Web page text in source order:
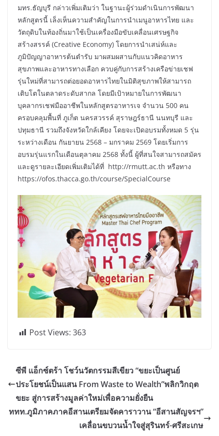
มทร.ธัญบุรี กล่าวเพิ่มเติมว่า ในฐานะผู้ร่วมดำเนินการพัฒนา
หลักสูตรนี้ เล็งเห็นความสำคัญในการนำเมนูอาหารไทย และ
วัตถุดิบในท้องถิ่นมาใช้เป็นเครื่องมือขับเคลื่อนเศรษฐกิจ
สร้างสรรค์ (Creative Economy) โดยการนำเสน่ห์และ
ภูมิปัญญาอาหารต้นตำรับ มาผสมผสานกับแนวคิดอาหาร
สุขภาพและอาหารทางเลือก ควบคู่กับการสร้างเครือข่ายเชฟ
รุ่นใหม่ที่สามารถต่อยอดอาหารไทยในมิติสุขภาพให้สามารถ
เติบโตในตลาดระดับสากล โดยมีเป้าหมายในการพัฒนา
บุคลากรเชฟมืออาชีพในหลักสูตรอาหารเจ จำนวน 500 คน
ครอบคลุมพื้นที่ ภูเก็ต นครสวรรค์ สุราษฎร์ธานี นนทบุรี และ
ปทุมธานี รวมถึงจังหวัดใกล้เคียง โดยจะเปิดอบรมทั้งหมด 5 รุ่น
ระหว่างเดือน กันยายน 2568 – มกราคม 2569 โดยเริ่มการ
อบรมรุ่นแรกในเดือนตุลาคม 2568 ทั้งนี้ ผู้ที่สนใจสามารถสมัคร
และดูรายละเอียดเพิ่มเติมได้ที่ http://rmutt.ac.th หรือทาง
https://ofos.thacca.go.th/course/SpecialCourse
Post Views: 363
ซีพี แอ็กซ์ตร้า โชว์นวัตกรรมสีเขียว “ขยะเป็นศูนย์
ประโยชน์เป็นแสน From Waste to Wealth”พลิกวิกฤต
ขยะ สู่การสร้างมูลค่าใหม่เพื่อความยั่งยืน
ททท.ภูมิภาคภาคอีสานเตรียมจัดคาราวาน “อีสานสัญจรฯ”
เคลื่อนขบวนน้ำใจสู่สุรินทร์-ศรีสะเกษ